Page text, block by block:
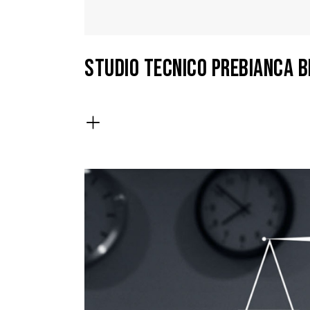
STUDIO TECNICO PREBIANCA